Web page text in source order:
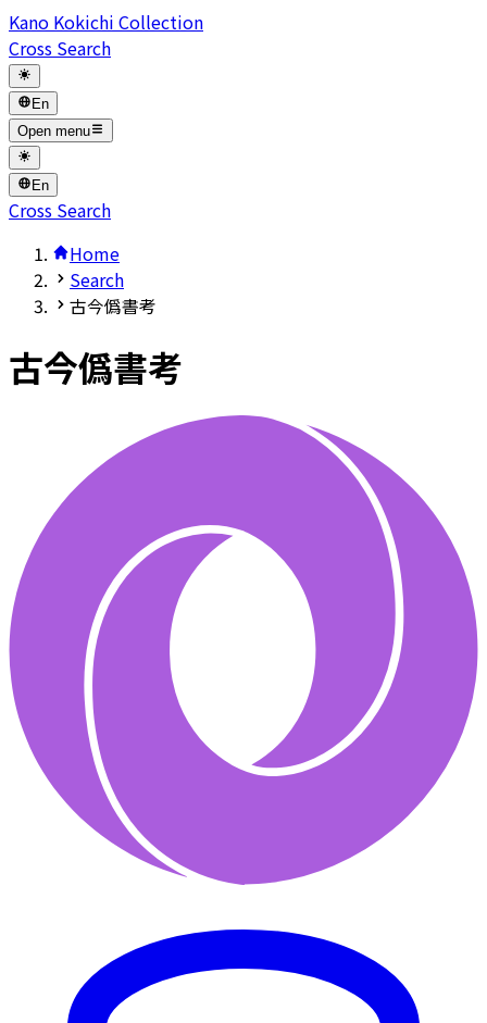
Kano Kokichi Collection
Cross Search
En
Open menu
En
Cross Search
Home
Search
古今僞書考
古今僞書考